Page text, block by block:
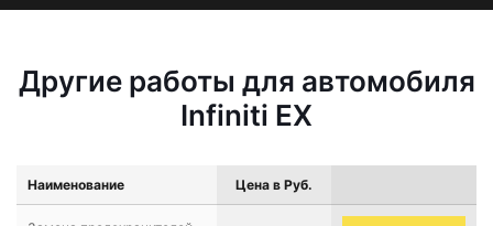
Другие работы для автомобиля
Infiniti EX
Наименование Цена в Руб.